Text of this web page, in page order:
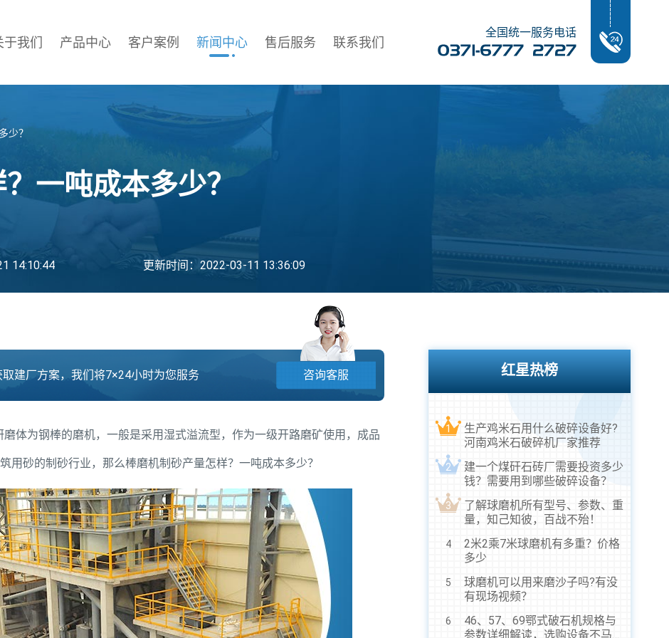
于我们 产品中心 客户案例 新闻中心 售后服务 联系我们
全国统一服务电话
少？
一吨成本多少？
14:10:44 更新时间：2022-03-11 13:36:09
建厂方案，我们将7×24小时为您服务 咨询客服
体为钢棒的磨机，一般是采用湿式溢流型，作为一级开路磨矿使用，成品
用砂的制砂行业，那么棒磨机制砂产量怎样？一吨成本多少？
红星热榜
1
生产鸡米石用什么破碎设备好?
河南鸡米石破碎机厂家推荐
2
建一个煤矸石砖厂需要投资多少
钱？需要用到哪些破碎设备？
3
了解球磨机所有型号、参数、重
量，知己知彼，百战不殆！
4
2米2乘7米球磨机有多重？价格
多少
5
球磨机可以用来磨沙子吗?有没
有现场视频？
6
46、57、69鄂式破石机规格与
参数详细解读，选购设备不马